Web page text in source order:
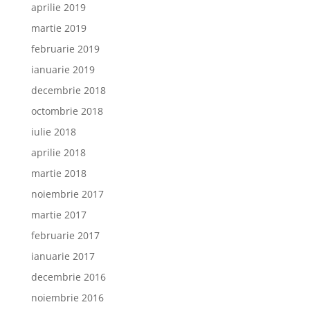
aprilie 2019
martie 2019
februarie 2019
ianuarie 2019
decembrie 2018
octombrie 2018
iulie 2018
aprilie 2018
martie 2018
noiembrie 2017
martie 2017
februarie 2017
ianuarie 2017
decembrie 2016
noiembrie 2016